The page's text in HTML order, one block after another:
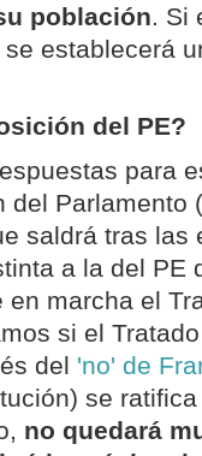
población. Si
establecerá
del PE?
para
del Parlamento
saldrá tras las
a la del PE
marcha el
si el
del 'no' de
se
no quedará